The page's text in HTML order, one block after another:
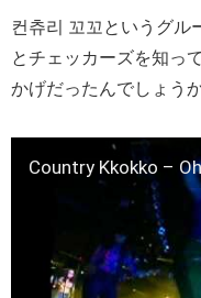
컨츄리 꼬꼬というグル
とチェッカーズを知っ
かげだったんでしょうか